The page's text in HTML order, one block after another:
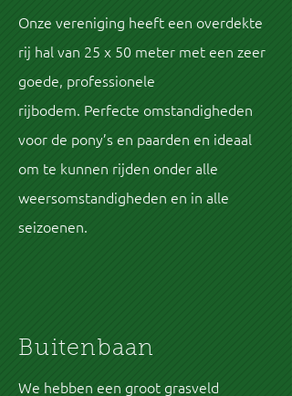
Onze vereniging heeft een overdekte
rij hal van 25 x 50 meter met een zeer
goede, professionele
rijbodem. Perfecte omstandigheden
voor de pony’s en paarden en ideaal
om te kunnen rijden onder alle
weersomstandigheden en in alle
seizoenen.
Buitenbaan
We hebben een groot grasveld